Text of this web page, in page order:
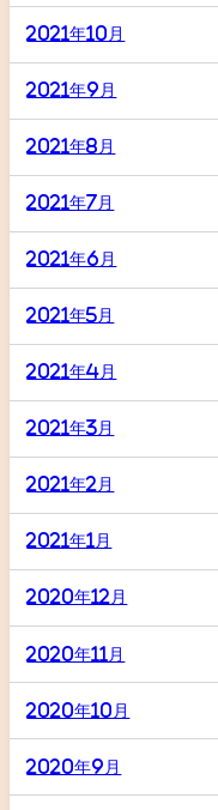
2021年10月
2021年9月
2021年8月
2021年7月
2021年6月
2021年5月
2021年4月
2021年3月
2021年2月
2021年1月
2020年12月
2020年11月
2020年10月
2020年9月